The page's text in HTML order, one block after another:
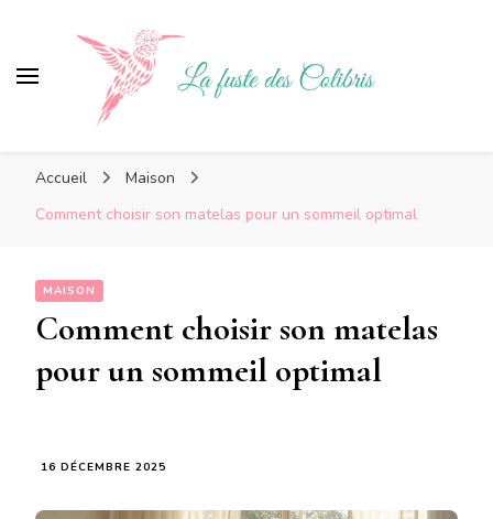
Accueil
Maison
Comment choisir son matelas pour un sommeil optimal
MAISON
Comment choisir son matelas
pour un sommeil optimal
16 DÉCEMBRE 2025